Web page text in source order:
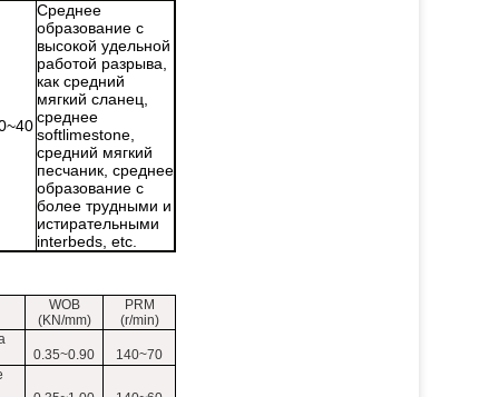
Среднее
образование с
высокой удельной
работой разрыва,
как средний
мягкий сланец,
среднее
softlimestone,
средний мягкий
песчаник, среднее
образование с
более трудными и
истирательными
interbeds, etc.
WOB
(KN/mm)
PRM
(r/min)
0.35~0.90
140~70